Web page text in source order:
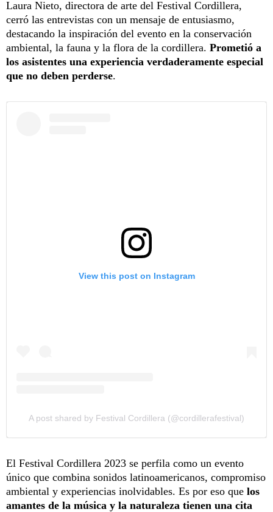
Laura Nieto, directora de arte del Festival Cordillera,
cerró las entrevistas con un mensaje de entusiasmo,
destacando la inspiración del evento en la conservación
ambiental, la fauna y la flora de la cordillera. Prometió a
los asistentes una experiencia verdaderamente especial
que no deben perderse.
View this post on Instagram
A post shared by Festival Cordillera (@cordillerafestival)
El Festival Cordillera 2023 se perfila como un evento
único que combina sonidos latinoamericanos, compromiso
ambiental y experiencias inolvidables. Es por eso que los
amantes de la música y la naturaleza tienen una cita